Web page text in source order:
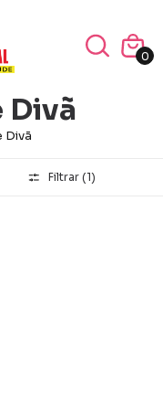
0
Divã
Divã
Filtrar (1)